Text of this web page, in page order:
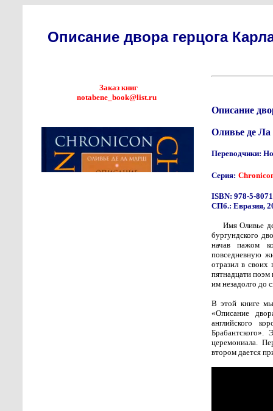
Описание двора герцога
Заказ книг
notabene_book@list.ru
Описание
Оливье де
Переводчики:
Серия:
ISBN: 978-5-
СПб.: Евразия,
Имя Оливье
бургундского
начав пажом
повседневную
отразил в
пятнадцати
им незадолго до
В этой книге
«Описание
английского
церемониала.
втором дается